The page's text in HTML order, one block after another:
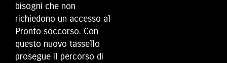
bisogni che non
richiedono un accesso al
Pronto soccorso. Con
questo nuovo tassello
prosegue il percorso di